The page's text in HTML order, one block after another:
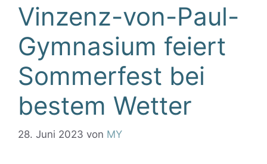
Vinzenz-von-Paul-
Gymnasium feiert
Sommerfest bei
bestem Wetter
28. Juni 2023 von MY